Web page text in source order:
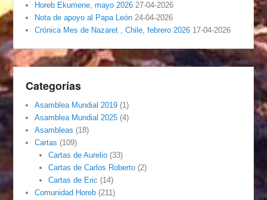
Horeb Ekumene, mayo 2026 27-04-2026
Nota de apoyo al Papa León 24-04-2026
Crónica Mes de Nazaret , Chile, febrero 2026 17-04-2026
Categorías
Asamblea Mundial 2019 (1)
Asamblea Mundial 2025 (4)
Asambleas (18)
Cartas (109)
Cartas de Aurelio(33)
Cartas de Carlos Roberto(2)
Cartas de Eric (14)
Comunidad Horeb (211)